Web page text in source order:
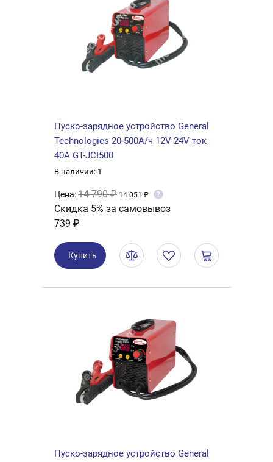
Пуско-зарядное устройство General
Technologies 20-500А/ч 12V-24V ток
40А GT-JCI500
В наличии: 1
Цена:14 790 ₽ 14 051 ₽ ?
Скидка 5% за самовывоз
739 ₽
Купить
Пуско-зарядное устройство General